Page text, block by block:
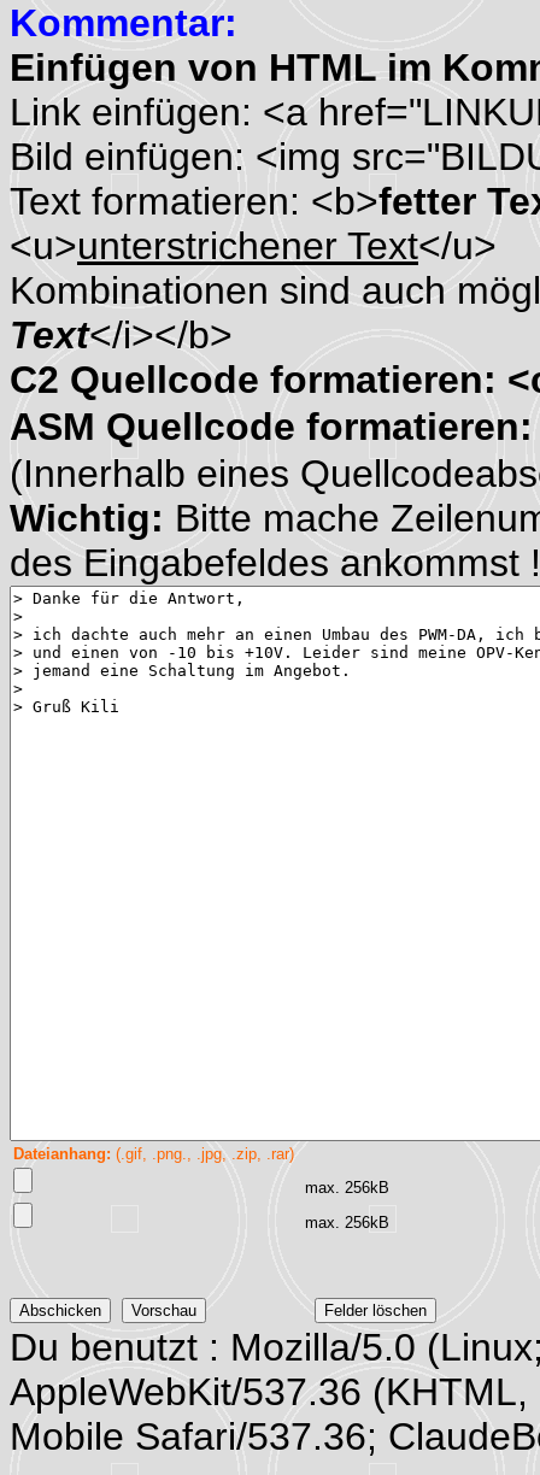
Kommentar:
Einfügen von HTML im
Link einfügen: <a
Bild einfügen: <img
Text formatieren: <b>fetter
<u>unterstrichener Text</u>
Kombinationen sind auch
Text</i></b>
C2 Quellcode formatieren:
ASM Quellcode formatieren:
(Innerhalb eines
Wichtig: Bitte mache
des Eingabefeldes
Dateianhang: (.gif, .png., .jpg, .zip, .rar)
max. 256kB
max. 256kB
Du benutzt : Mozilla/5.0
AppleWebKit/537.36
Mobile Safari/537.36;